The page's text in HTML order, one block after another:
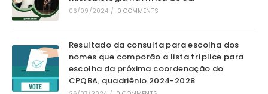
06/09/2024 / 0 COMMENTS
Resultado da consulta para escolha dos
nomes que comporão a lista tríplice para
escolha da próxima coordenação do
CPQBA, quadriênio 2024-2028